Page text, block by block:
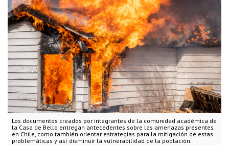
Los documentos creados por integrantes de la comunidad académica de
la Casa de Bello entregan antecedentes sobre las amenazas presentes
en Chile, como también orientar estrategias para la mitigación de estas
problemáticas y así disminuir la vulnerabilidad de la población.